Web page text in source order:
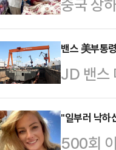
중국 상
16살 연
시간) 홍
남성 왕
하 여성
나이든
밴스 美부통
JD 밴스
이재명
관계자
를 방문
"일부러 낙하
500회